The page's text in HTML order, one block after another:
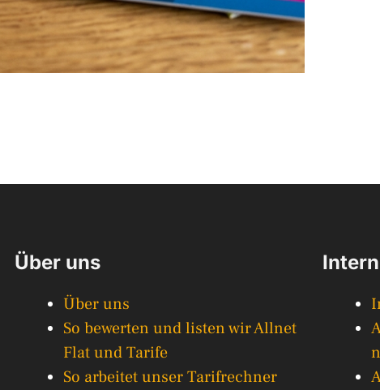
Über uns
Über uns
So bewerten und listen wir Allnet
Flat und Tarife
So arbeitet unser Tarifrechner